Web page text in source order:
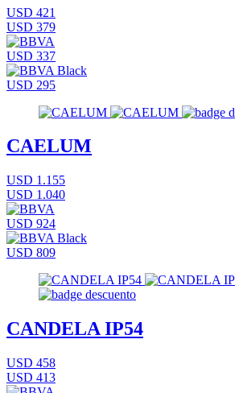
USD 421
USD 379
USD 337
USD 295
CAELUM
USD 1.155
USD 1.040
USD 924
USD 809
CANDELA IP54
USD 458
USD 413